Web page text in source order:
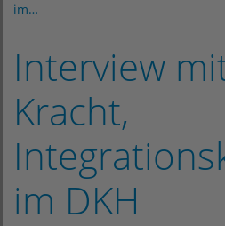
im…
Interview
Kracht,
im DKH